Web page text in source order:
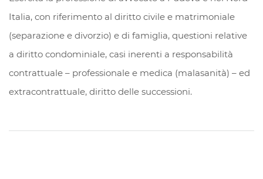
Italia, con riferimento al diritto civile e matrimoniale
(separazione e divorzio) e di famiglia, questioni relative
a diritto condominiale, casi inerenti a responsabilità
contrattuale – professionale e medica (malasanità) – ed
extracontrattuale, diritto delle successioni.